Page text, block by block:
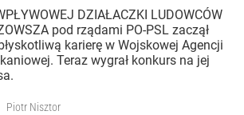
DZIAŁACZKI LUDOWCÓW
pod rządami PO-PSL zaczął
karierę w Wojskowej Agencji
Teraz wygrał konkurs na jej
Piotr Nisztor